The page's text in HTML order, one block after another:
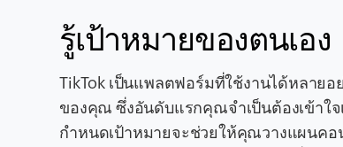
รู้เป้าหมายของตนเอง
TikTok เป็นแพลตฟอร์มที่ใช้งานได้หลาย
ของคุณ ซึ่งอันดับแรกคุณจำเป็นต้องเข้าใ
กำหนดเป้าหมายจะช่วยให้คุณวางแผนคอ